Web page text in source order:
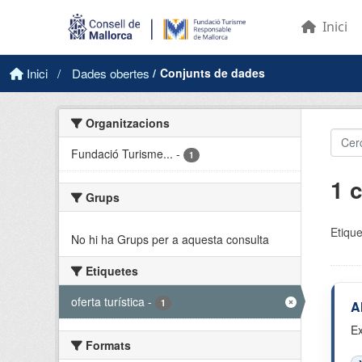
Inici
Inici Dades obertes Conjunts de dades
Organitzacions
Fundació Turisme... - 1
Grups
No hi ha Grups per a aquesta consulta
Etiquetes
oferta turística - 1
Formats
1